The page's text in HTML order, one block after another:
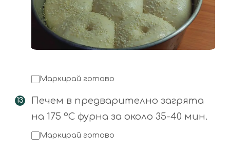
Маркирай готово
Печем в предварително загрята
на 175 °С фурна за около 35-40 мин.
Маркирай готово